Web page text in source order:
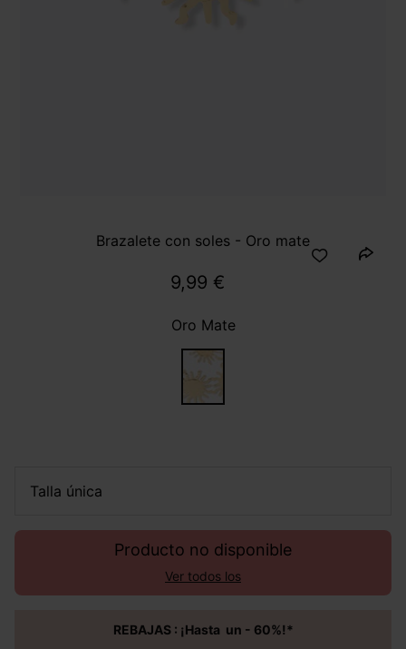
Brazalete con soles - Oro mate
9,99 €
Oro Mate
talla única
Producto no disponible
Ver todos los
REBAJAS : ¡Hasta un - 60%!*